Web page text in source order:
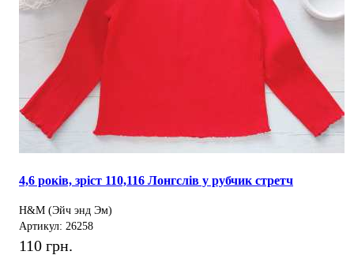
4,6 років, зріст 110,116 Лонгслів у рубчик стретч
H&M (Эйч энд Эм)
Артикул: 26258
110 грн.